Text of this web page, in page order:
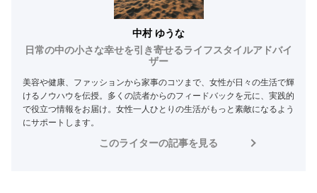
中村 ゆうな
日常の中の小さな幸せを引き寄せるライフスタイルアドバイ
ザー
美容や健康、ファッションから家事のコツまで、女性が日々の生活で輝
けるノウハウを伝授。多くの読者からのフィードバックを元に、実践的
で役立つ情報をお届け。女性一人ひとりの生活がもっと素敵になるよう
にサポートします。
このライターの記事を見る